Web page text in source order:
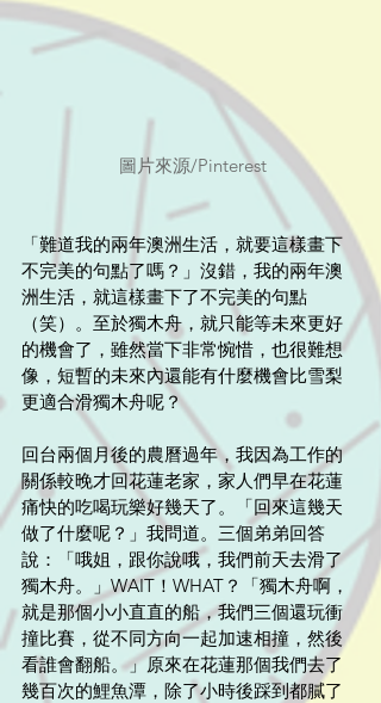
圖片來源/Pinterest
「難道我的兩年澳洲生活，就要這樣畫下
不完美的句點了嗎？」沒錯，我的兩年澳
洲生活，就這樣畫下了不完美的句點
（笑）。至於獨木舟，就只能等未來更好
的機會了，雖然當下非常惋惜，也很難想
像，短暫的未來內還能有什麼機會比雪梨
更適合滑獨木舟呢？
回台兩個月後的農曆過年，我因為工作的
關係較晚才回花蓮老家，家人們早在花蓮
痛快的吃喝玩樂好幾天了。「回來這幾天
做了什麼呢？」我問道。三個弟弟回答
說：「哦姐，跟你說哦，我們前天去滑了
獨木舟。」WAIT！WHAT？「獨木舟啊，
就是那個小小直直的船，我們三個還玩衝
撞比賽，從不同方向一起加速相撞，然後
看誰會翻船。」原來在花蓮那個我們去了
幾百次的鯉魚潭，除了小時後踩到都膩了